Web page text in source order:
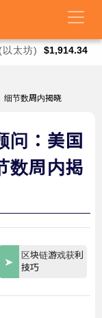
(以太坊) $1,914.34
细节数周内揭晓
问：美国
数周内揭
区块链游戏获利
技巧